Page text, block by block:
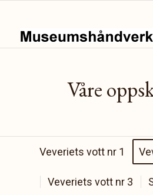
Våre
Veveriets vott nr 1
Veveriets vott nr 3